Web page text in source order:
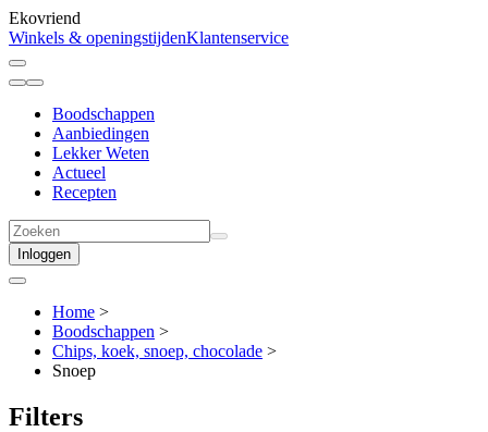
Ekovriend
Winkels & openingstijdenKlantenservice
Boodschappen
Aanbiedingen
Lekker Weten
Actueel
Recepten
Inloggen
Home >
Boodschappen >
Chips, koek, snoep, chocolade >
Snoep
Filters